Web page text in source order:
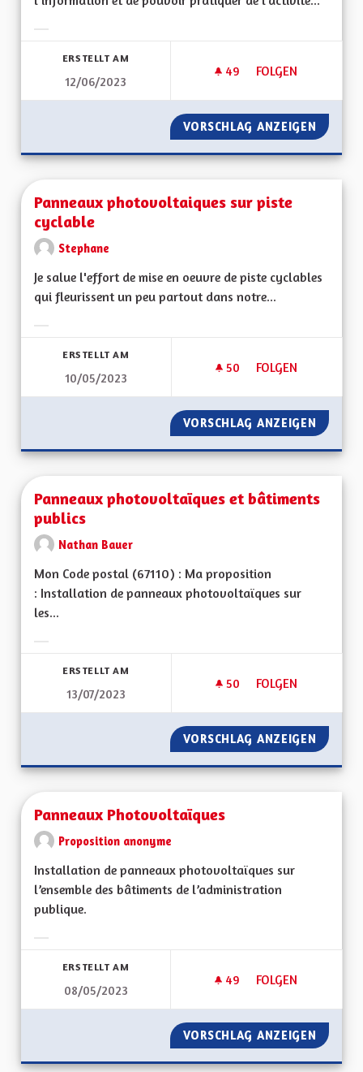
ERSTELLT AM
12/06/2023
49 49 FOLLOWER
FOLGEN
PARCOURS DE
VORSCHLAG ANZEIGEN
Panneaux photovoltaiques sur piste
cyclable
Stephane
Je salue l'effort de mise en oeuvre de piste cyclables
qui fleurissent un peu partout dans notre...
ERSTELLT AM
10/05/2023
50 50 FOLLOWER
FOLGEN
PANNEAUX
VORSCHLAG ANZEIGEN
Panneaux photovoltaïques et bâtiments
publics
Nathan Bauer
Mon Code postal (67110) : Ma proposition
: Installation de panneaux photovoltaïques sur
les...
ERSTELLT AM
13/07/2023
50 50 FOLLOWER
FOLGEN
PANNEAUX
VORSCHLAG ANZEIGEN
Panneaux Photovoltaïques
Proposition anonyme
Installation de panneaux photovoltaïques sur
l’ensemble des bâtiments de l’administration
publique.
ERSTELLT AM
08/05/2023
49 49 FOLLOWER
FOLGEN
PANNEAUX
VORSCHLAG ANZEIGEN